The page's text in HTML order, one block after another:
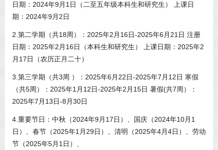
日期：2024年9月1日（二至五年级本科生和研究生） 上课日
期：2024年9月2日
2.第二学期（共18周）：2025年2月16日-2025年6月21日 注册
日期：2025年2月16日（本科生和研究生） 上课日期：2025年2
月17日（农历正月二十）
3.第三学期（共3周 ）：2025年6月22日-2025年7月12日 寒假
（共5周）：2025年1月12日-2025年2月15日 暑假(共7周）：
2025年7月13日-8月30日
4.重要节日：中秋（2024年9月17日）、国庆（2024年10月1
日）、春节（2025年1月29日）、清明（2025年4月4日）、劳动
节（2025年5月1日）、